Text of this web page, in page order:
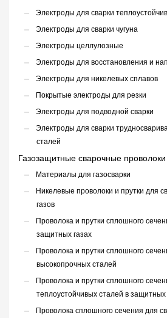
Электроды для сварки
Электроды для сварки чугуна
Электроды целлулозные
Электроды для восстановления и
Электроды для никелевых сплавов
Покрытые электроды для резки
Электроды для подводной сварки
Электроды для сварки
сталей
Газозащитные сварочные проволоки
Материалы для газосварки
Никелевые проволоки и прутки для
газов
Проволока и прутки сплошного
защитных газах
Проволока и прутки сплошного
высокопрочных сталей
Проволока и прутки сплошного
теплоустойчивых сталей в защитных
Проволока сплошного сечения для